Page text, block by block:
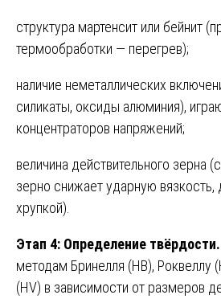
структура мартенсит или бейнит
термообработки — перегрев);
наличие неметаллических
силикаты, оксиды алюминия),
концентраторов напряжений;
величина действительного зерна
зерно снижает ударную вязкость,
хрупкой).
Этап 4: Определение твёрдости.
методам Бринелля (HB), Роквеллу
(HV) в зависимости от размеров